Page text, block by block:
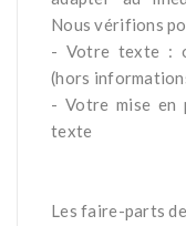
Nous vérifions
- Votre texte :
(hors
- Votre mise en
texte
Les faire-parts